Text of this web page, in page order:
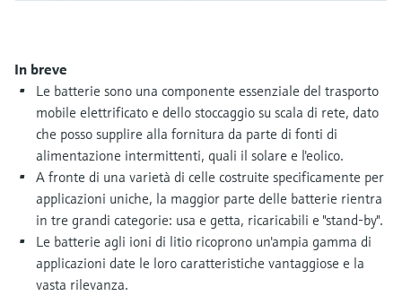
Trova informazioni e documentazione
specifiche sul prodotto
Trova i ricambi giusti
Trova i ricambi per codice prodotto, codice
ordine o numero di serie
della pressione
Visualizza tutti
microonde
Visualizza tutti
In breve
Le batterie sono una componente essenziale del trasporto
mobile elettrificato e dello stoccaggio su scala di rete, dato
che posso supplire alla fornitura da parte di fonti di
alimentazione intermittenti, quali il solare e l'eolico.
A fronte di una varietà di celle costruite specificamente per
applicazioni uniche, la maggior parte delle batterie rientra
in tre grandi categorie: usa e getta, ricaricabili e "stand-by".
Le batterie agli ioni di litio ricoprono un'ampia gamma di
applicazioni date le loro caratteristiche vantaggiose e la
vasta rilevanza.